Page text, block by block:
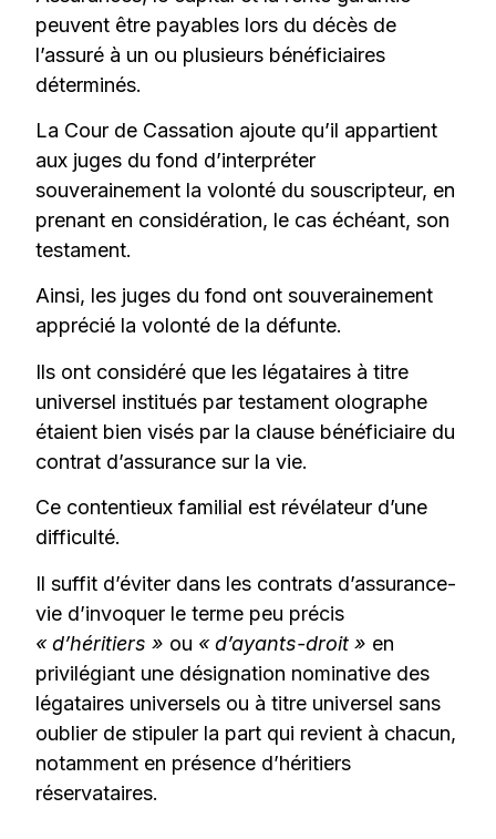
peuvent être payables lors du décès de
l’assuré à un ou plusieurs bénéficiaires
déterminés.
La Cour de Cassation ajoute qu’il appartient
aux juges du fond d’interpréter
souverainement la volonté du souscripteur, en
prenant en considération, le cas échéant, son
testament.
Ainsi, les juges du fond ont souverainement
apprécié la volonté de la défunte.
Ils ont considéré que les légataires à titre
universel institués par testament olographe
étaient bien visés par la clause bénéficiaire du
contrat d’assurance sur la vie.
Ce contentieux familial est révélateur d’une
difficulté.
Il suffit d’éviter dans les contrats d’assurance-
vie d’invoquer le terme peu précis
« d’héritiers » ou « d’ayants-droit » en
privilégiant une désignation nominative des
légataires universels ou à titre universel sans
oublier de stipuler la part qui revient à chacun,
notamment en présence d’héritiers
réservataires.